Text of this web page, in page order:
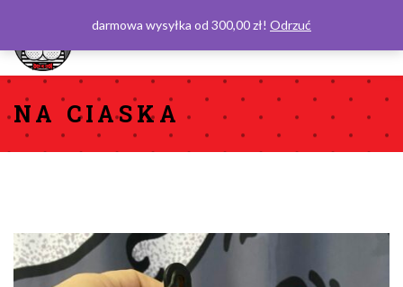
NA CIASKA
darmowa wysyłka od 300,00 zł! Odrzuć